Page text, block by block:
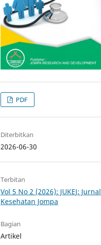
PDF
Diterbitkan
2026-06-30
Terbitan
Vol 5 No 2 (2026): JUKEJ: Jurnal
Kesehatan Jompa
Bagian
Artikel